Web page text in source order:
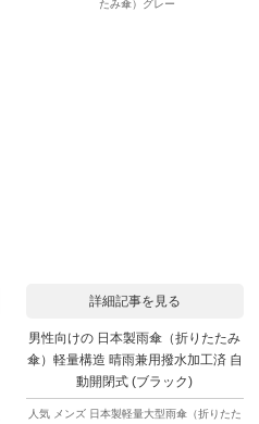
たみ傘）グレー
詳細記事を見る
男性向けの 日本製雨傘（折りたたみ
傘）軽量構造 晴雨兼用撥水加工済 自
動開閉式 (ブラック)
人気 メンズ 日本製軽量大型雨傘（折りたた